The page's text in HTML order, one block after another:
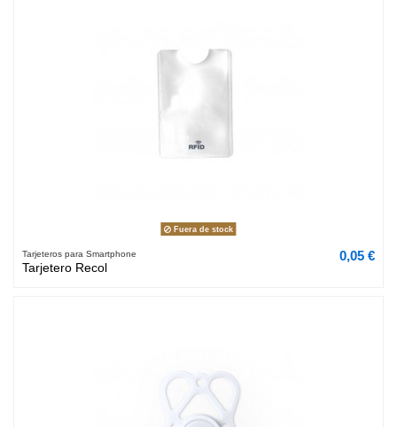
Fuera de stock
Tarjeteros para Smartphone
Tarjetero Recol
0,05 €